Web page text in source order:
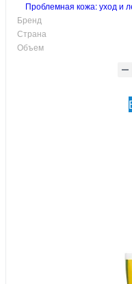
Проблемная кожа: уход и
Бренд
Страна
Объем